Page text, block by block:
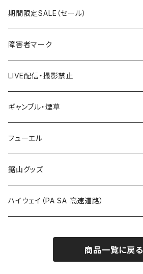
国道600～699号線
国道700～799号線
ROUTE600～699号線
ROUTE700～799号線
ROUTE 600～699号線
ROUTE 700～799号線
ROUTE 100～199号線
ROUTE 600～699号線
ROUTE 700～799号線
宮城県
秋田県
Tシャツ
ステッカー
山形県
福島県
茨城県
栃木県
群馬県
期間限定SALE（セール）
障害者マーク
LIVE配信・撮影禁止
LIVE配信禁止
撮影禁止
ギャンブル・煙草
ホテルキーホルダー
たばこ・禁煙ステッカー
フューエル
ステッカー
鋸山グッズ
Tシャツ
ハイウェイ（PA SA 高速道路）
商品一覧に戻る